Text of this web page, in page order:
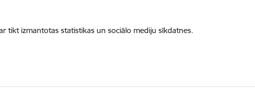
tikt izmantotas statistikas un sociālo mediju sīkdatnes.